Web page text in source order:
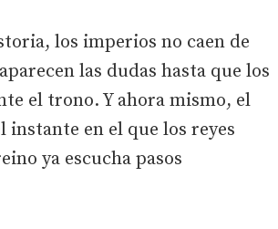
los imperios no caen de
las dudas hasta que los
el trono. Y ahora mismo, el
instante en el que los reyes
ya escucha pasos